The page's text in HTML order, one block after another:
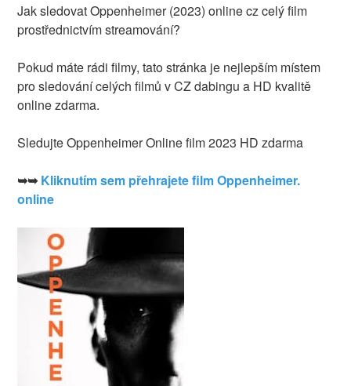
Jak sledovat Oppenheimer (2023) online cz celý film
prostřednictvím streamování?
Pokud máte rádi filmy, tato stránka je nejlepším místem
pro sledování celých filmů v CZ dabingu a HD kvalitě
online zdarma.
Sledujte Oppenheimer Online film 2023 HD zdarma
➥➥Kliknutím sem přehrajete film Oppenheimer.
online